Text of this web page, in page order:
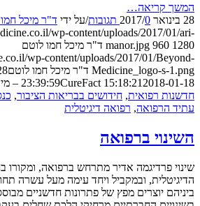
קריאה…
/0 תגובות /על ידיד"ר מיכל חמו לוטם
wp-content/uploads/2017/
manor.jpg 960
ד"ר מיכל חמו לוטם
wp-content/uploads/2017/01/
Medicine_logo-s- ד"ר מיכל חמו לוטם01-28
15:18:212018-01-18
CureFact – מידע רפואי עובדתי ומהימן
רפואית,חידושים בבריאות הציבור,כנס
הרפואה,רפואה דיגיטלית
ברפואה
פרדיגמה אדיר מתרחש ברפואה, ומקורו
ובמקביל ויחד עימה מעל עשרה תחומי
יוצרים מפץ של פתרונות חדשניים מבוססי